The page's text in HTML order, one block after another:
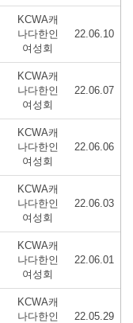
KCWA캐
나다한인
여성회
22.06.10
KCWA캐
나다한인
여성회
22.06.07
KCWA캐
나다한인
여성회
22.06.06
KCWA캐
나다한인
여성회
22.06.03
KCWA캐
나다한인
여성회
22.06.01
KCWA캐
나다한인
22.05.29